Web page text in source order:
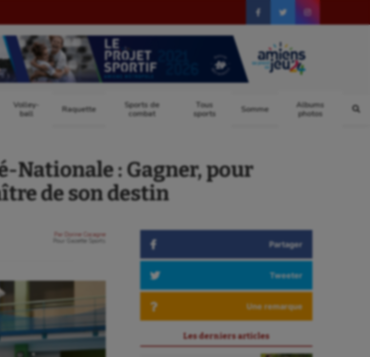
Volley-
ball
Raquette
Sports de
combat
Tous
sports
Somme
Albums
photos
Nationale : Gagner, pour
de son destin
Par
Dorine Cocagne
Gazette Sports Partager
Tweeter
Une remarque
Les derniers articles